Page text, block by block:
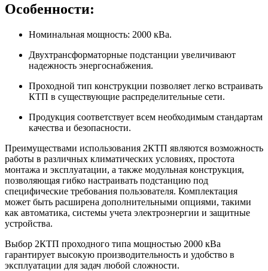
Особенности:
Номинальная мощность: 2000 кВа.
Двухтрансформаторные подстанции увеличивают
надежность энергоснабжения.
Проходной тип конструкции позволяет легко встраивать
КТП в существующие распределительные сети.
Продукция соответствует всем необходимым стандартам
качества и безопасности.
Преимуществами использования 2КТП являются возможность
работы в различных климатических условиях, простота
монтажа и эксплуатации, а также модульная конструкция,
позволяющая гибко настраивать подстанцию под
специфические требования пользователя. Комплектация
может быть расширена дополнительными опциями, такими
как автоматика, системы учета электроэнергии и защитные
устройства.
Выбор 2КТП проходного типа мощностью 2000 кВа
гарантирует высокую производительность и удобство в
эксплуатации для задач любой сложности.